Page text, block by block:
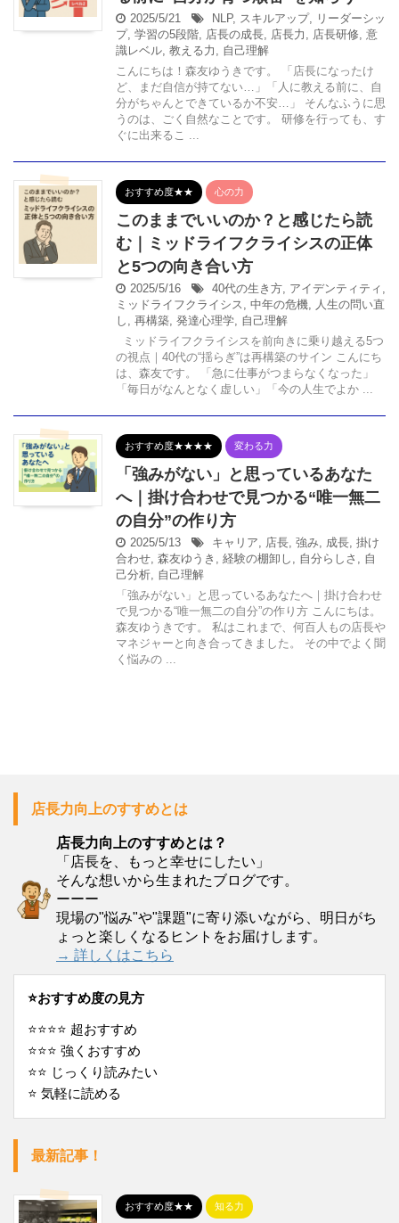
2025/5/21 NLP, スキルアップ, リーダーシッ
プ, 学習の5段階, 店長の成長, 店長力 , 店長研修, 意
識レベル, 教える力 , 自己理解
こんにちは！森友ゆうきです。 「店長になったけ
ど、まだ自信が持てない…」「人に教える前に、自
分がちゃんとできているか不安…」 そんなふうに思
うのは、ごく自然なことです。 研修を行っても、す
ぐに出来るこ ...
おすすめ度★★ 心の力
このままでいいのか？と感じたら読
む｜ミッドライフクライシスの正体
と5つの向き合い方
2025/5/16 40代の生き方, アイデンティティ ,
ミッドライフクライシス, 中年の危機, 人生の問い直
し , 再構築, 発達心理学, 自己理解
ミッドライフクライシスを前向きに乗り越える5つ
の視点｜40代の“揺らぎ”は再構築のサイン こんにち
は、森友です。 「急に仕事がつまらなくなった」
「毎日がなんとなく虚しい」「今の人生でよか ...
おすすめ度★★★★ 変わる力
「強みがない」と思っているあなた
へ｜掛け合わせで見つかる“唯一無二
の自分”の作り方
2025/5/13 キャリア, 店長, 強み, 成長, 掛け
合わせ, 森友ゆうき , 経験の棚卸し , 自分らしさ , 自
己分析, 自己理解
「強みがない」と思っているあなたへ｜掛け合わせ
で見つかる“唯一無二の自分”の作り方 こんにちは。
森友ゆうきです。 私はこれまで、何百人もの店長や
マネジャーと向き合ってきました。 その中でよく聞
く悩みの ...
店長力向上のすすめとは
店長力向上のすすめとは？
「店長を、もっと幸せにしたい」
そんな想いから生まれたブログです。
ーーー
現場の"悩み"や"課題"に寄り添いながら、明日がち
ょっと楽しくなるヒントをお届けします。
→ 詳しくはこちら
⭐️おすすめ度の見方
⭐️⭐️⭐️⭐️ 超おすすめ
⭐️⭐️⭐️ 強くおすすめ
⭐️⭐️ じっくり読みたい
⭐️ 気軽に読める
最新記事！
おすすめ度★★ 知る力